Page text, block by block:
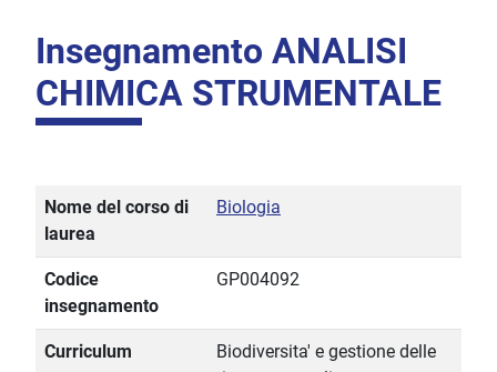
Insegnamento ANALISI
CHIMICA STRUMENTALE
Nome del corso di
laurea
Biologia
Codice
insegnamento
GP004092
Curriculum
Biodiversita' e gestione delle